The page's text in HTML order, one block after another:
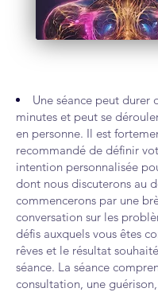
Une séance peut durer
minutes et peut se
en personne. Il est
recommandé de définir
intention personnalisée
dont nous discuterons au
commencerons par une
conversation sur les
défis auxquels vous êtes
rêves et le résultat
séance. La séance
consultation, une